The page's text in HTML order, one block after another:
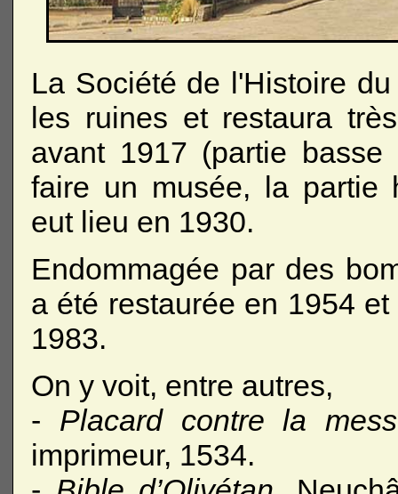
La Société de l'Histoire
les ruines et restaura
avant 1917 (partie
faire un musée, la partie
eut lieu en 1930.
Endommagée par des
a été restaurée en 1954
1983.
On y voit, entre autres,
- Placard contre la
imprimeur, 1534.